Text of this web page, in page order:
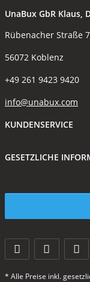
UnaBux GbR Klaus,
Rübenacher Straße
56072 Koblenz
+49 261 9423 9420
info@unabux.com
KUNDENSERVICE
GESETZLICHE
* Alle Preise inkl.